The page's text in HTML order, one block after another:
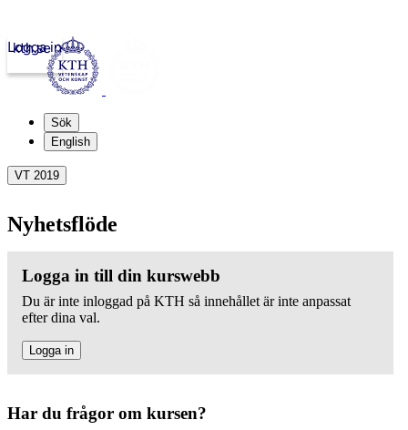
kth.se
Logga in
Sök
English
VT 2019
Nyhetsflöde
Logga in till din kurswebb
Du är inte inloggad på KTH så innehållet är inte anpassat
efter dina val.
Logga in
Har du frågor om kursen?